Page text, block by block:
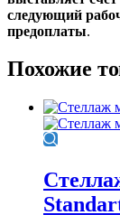
следующий
предоплаты.
Похожие